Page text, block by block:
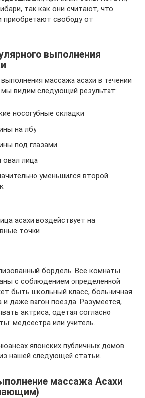
так как они считают, что
приобретают свободу от
выполнения
массажа асахи в течении
мы видим следующий результат:
носогубные складки
на лбу
под глазами
овал лица
уменьшился второй
асахи воздействует на
точки
бордель. Все комнаты
с соблюдением определенной
быть школьный класс, больничная
и даже вагон поезда. Разумеется,
актриса, одетая согласно
медсестра или учитель.
японских публичных домов
нашей следующей статьи.
массажа Асахи